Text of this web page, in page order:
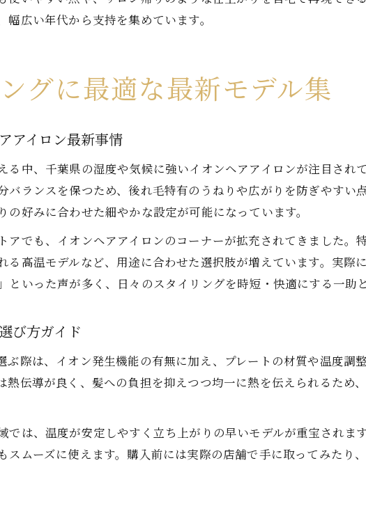
広い年代から支持を集めています。
グに最適な最新モデル集
アイロン最新事情
る中、千葉県の湿度や気候に強いイオンヘアアイロンが注目され
バランスを保つため、後れ毛特有のうねりや広がりを防ぎやすい
好みに合わせた細やかな設定が可能になっています。
アでも、イオンヘアアイロンのコーナーが拡充されてきました。
る高温モデルなど、用途に合わせた選択肢が増えています。実際
といった声が多く、日々のスタイリングを時短・快適にする一助
び方ガイド
ぶ際は、イオン発生機能の有無に加え、プレートの材質や温度調
熱伝導が良く、髪への負担を抑えつつ均一に熱を伝えられるため
では、温度が安定しやすく立ち上がりの早いモデルが重宝されま
スムーズに使えます。購入前には実際の店舗で手に取ってみたり